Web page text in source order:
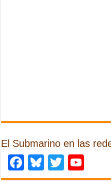
El Submarino en las
Facebook
Bluesky
Twitter